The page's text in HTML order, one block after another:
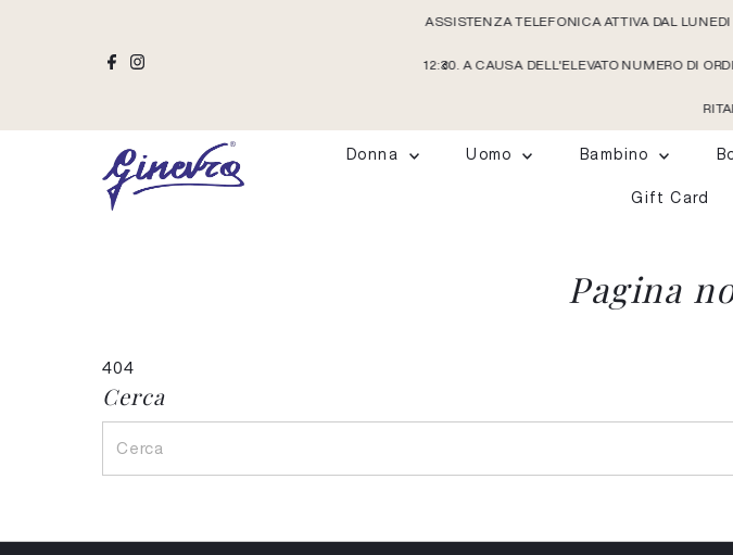
ASSISTENZA TELEFONICA ATTIVA DAL
12:30. A CAUSA DELL'ELEVATO NUMERO DI
Donna Uomo Bambino
Gift Card
Pagina
404
Cerca